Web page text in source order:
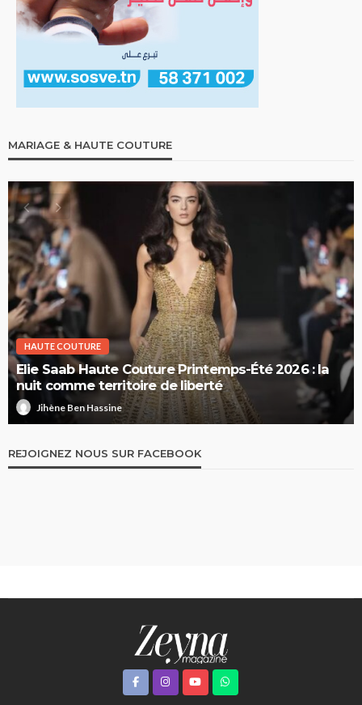
MARIAGE & HAUTE COUTURE
HAUTE COUTURE
Elie Saab Haute Couture Printemps-Été 2026 : la
nuit comme territoire de liberté
Jihène Ben Hassine
REJOIGNEZ NOUS SUR FACEBOOK